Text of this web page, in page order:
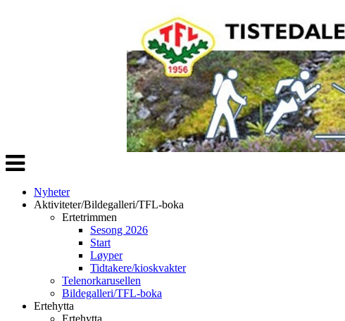
Veksle
navigasjon
Nyheter
Aktiviteter/Bildegalleri/TFL-boka
Ertetrimmen
Sesong 2026
Start
Løyper
Tidtakere/kioskvakter
Telenorkarusellen
Bildegalleri/TFL-boka
Ertehytta
Ertehytta